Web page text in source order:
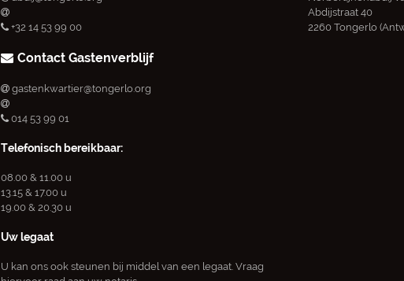
+32 14 53 99 00
Contact Gastenverblijf
gastenkwartier@tongerlo.org
014 53 99 01
Telefonisch bereikbaar:
08.00 & 11.00 u
13.15 & 17.00 u
19.00 & 20.30 u
Uw legaat
U kan ons ook steunen bij middel van een legaat. Vraag
Abdijstraat 40
2260 Tongerlo